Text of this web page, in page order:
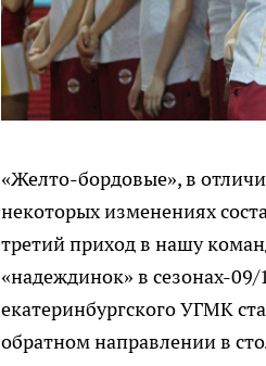
«Желто-бордовые», в
некоторых изменениях
третий приход в нашу
«надеждинок» в сезонах-
екатеринбургского УГМК
обратном направлении в